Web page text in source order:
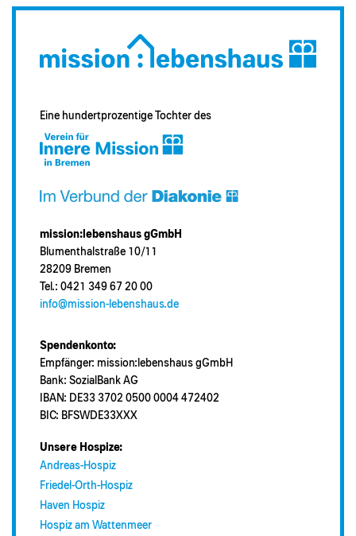
Eine hundertprozentige Tochter des
mission:lebenshaus gGmbH
Blumenthalstraße 10/11
28209 Bremen
Tel.: 0421 349 67 20 00
info@mission-lebenshaus.de
Spendenkonto:
Empfänger: mission:lebenshaus gGmbH
Bank: SozialBank AG
IBAN: DE33 3702 0500 0004 472402
BIC: BFSWDE33XXX
Unsere Hospize:
Andreas-Hospiz
Friedel-Orth-Hospiz
Haven Hospiz
Hospiz am Wattenmeer